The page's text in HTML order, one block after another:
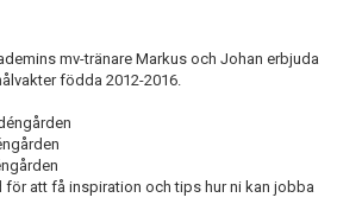
mv-tränare Markus och Johan erbjuda
födda 2012-2016.
för att få inspiration och tips hur ni kan jobba